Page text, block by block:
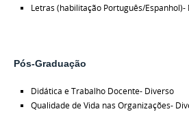
Letras (habilitação Português/Espanhol)-
Pós-Graduação
Didática e Trabalho Docente- Diverso
Qualidade de Vida nas Organizações-